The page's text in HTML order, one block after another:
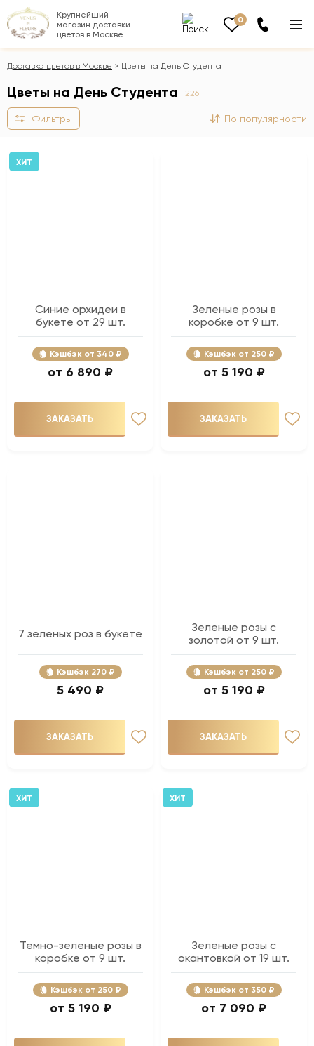
Крупнейший
магазин доставки
цветов в Москве
0
Доставка цветов в Москве Цветы на День Студента
Цветы на День Студента 226
Фильтры По популярности
ХИТ
Синие орхидеи в
букете от 29 шт.
Кэшбэк 340 ₽
6 890 ₽
ЗАКАЗАТЬ
Зеленые розы в
коробке от 9 шт.
Кэшбэк 250 ₽
5 190 ₽
ЗАКАЗАТЬ
7 зеленых роз в букете
Кэшбэк 270 ₽
5 490 ₽
ЗАКАЗАТЬ
Зеленые розы с
золотой от 9 шт.
Кэшбэк 250 ₽
5 190 ₽
ЗАКАЗАТЬ
ХИТ
Темно-зеленые розы в
коробке от 9 шт.
Кэшбэк 250 ₽
5 190 ₽
ХИТ
Зеленые розы с
окантовкой от 19 шт.
Кэшбэк 350 ₽
7 090 ₽